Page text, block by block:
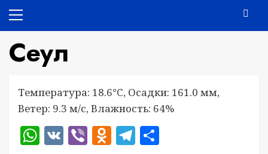
меню
Сеул
Температура: 18.6°C, Осадки: 161.0 мм,
Ветер: 9.3 м/с, Влажность: 64%
WhatsApp
VKViberOdnoklassniki
Telegram